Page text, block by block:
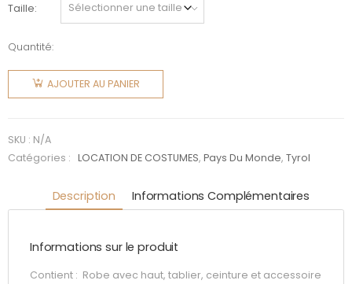
Taille
Quantité:
quantité
de GretelAJOUTER AU PANIER
SKU : N/A
Catégories :
LOCATION DE COSTUMES,Pays Du Monde,Tyrol
Description Informations Complémentaires
Informations sur le produit
Contient : Robe avec haut, tablier, ceinture et accessoire